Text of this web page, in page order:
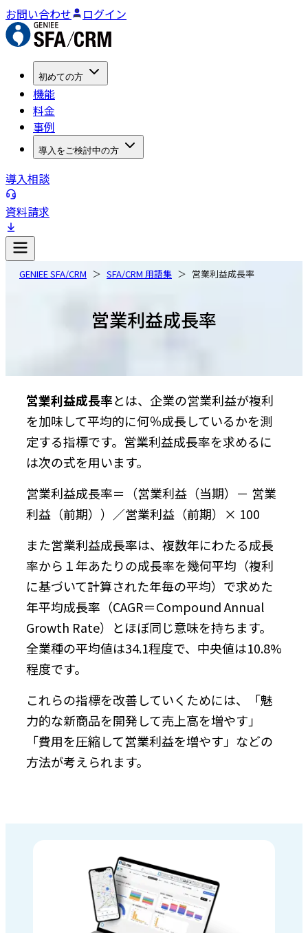
お問い合わせ ログイン
初めての方
機能
料金
事例
導入をご検討中の方
導入相談
資料請求
GENIEE SFA/CRM SFA/CRM 用語集 営業利益成長率
営業利益成長率
営業利益成長率とは、企業の営業利益が複利
を加味して平均的に何％成長しているかを測
定する指標です。営業利益成長率を求めるに
は次の式を用います。
営業利益成長率＝（営業利益（当期）－ 営業
利益（前期））／営業利益（前期）× 100
また営業利益成長率は、複数年にわたる成長
率から１年あたりの成長率を幾何平均（複利
に基づいて計算された年毎の平均）で求めた
年平均成長率（CAGR＝Compound Annual
Growth Rate）とほぼ同じ意味を持ちます。
全業種の平均値は34.1程度で、中央値は10.8%
程度です。
これらの指標を改善していくためには、「魅
力的な新商品を開発して売上高を増やす」
「費用を圧縮して営業利益を増やす」などの
方法が考えられます。